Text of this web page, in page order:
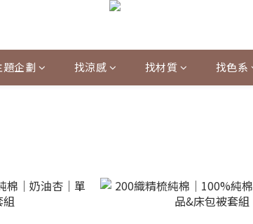
題企劃 找涼感 找材質 找色系